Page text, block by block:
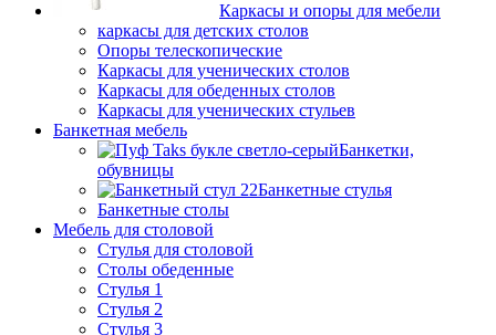
Каркасы и опоры для мебели
каркасы для детских столов
Опоры телескопические
Каркасы для ученических столов
Каркасы для обеденных столов
Каркасы для ученических стульев
Банкетная мебель
Банкетки,
обувницы
Банкетные стулья
Банкетные столы
Мебель для столовой
Стулья для столовой
Столы обеденные
Стулья 1
Стулья 2
Стулья 3